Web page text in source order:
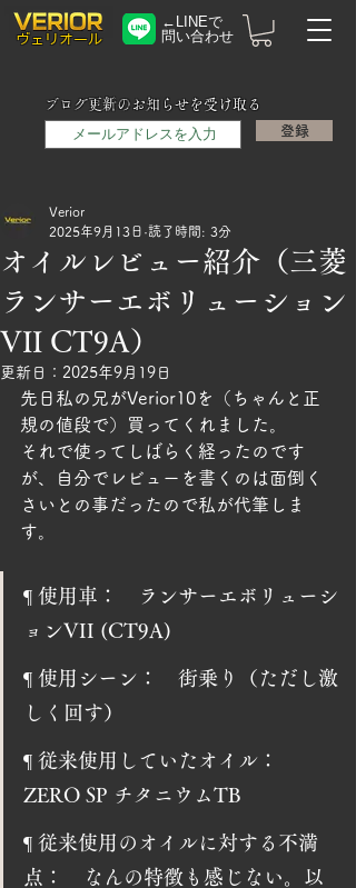
​ヴェリオール
←LINEで
問い合わせ
ブログ更新のお知らせを受け取る
メールアドレス
登録
オイルレビュー紹介（三菱
ランサーエボリューション
VII CT9A）
Verior
2025年9月13日 読了時間: 3分
更新日： 2025年9月19日
先日私の兄がVerior10を（ちゃんと正
規の値段で）買ってくれました。
それで使ってしばらく経ったのです
が、自分でレビューを書くのは面倒く
さいとの事だったので私が代筆しま
す。
¶ 使用車：　ランサーエボリューシ
ョンVII (CT9A)
¶ 使用シーン：　街乗り（ただし激
しく回す）
¶ 従来使用していたオイル：
ZERO SP チタニウムTB
¶ 従来使用のオイルに対する不満
点：　なんの特徴も感じない。以